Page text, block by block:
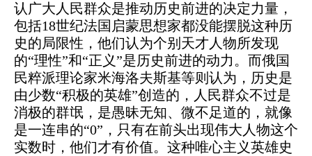
认广大人民群众是推动历史前进的决定力量，
包括18世纪法国启蒙思想家都没能摆脱这种历
史的局限性，他们认为个别天才人物所发现
的“理性”和“正义”是历史前进的动力。而俄国
民粹派理论家米海洛夫斯基等则认为，历史是
由少数“积极的英雄”创造的，人民群众不过是
消极的群氓，是愚昧无知、微不足道的，就像
是一连串的“0”，只有在前头出现伟大人物这个
实数时，他们才有价值。这种唯心主义英雄史